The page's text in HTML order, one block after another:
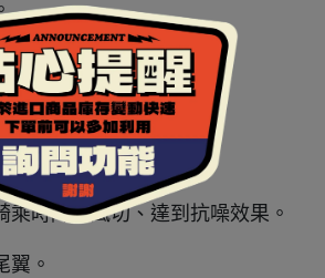
排汗內襯。
機槽。
速扣。
時降低風切、達到抗噪效果。
。